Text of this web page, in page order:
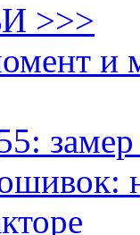
>>>
и